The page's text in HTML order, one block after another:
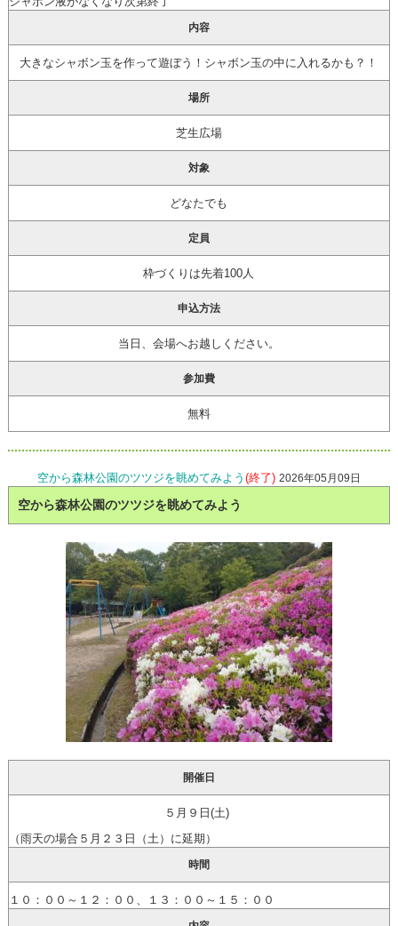
内容
大きなシャボン玉を作って遊ぼう！シャボン玉の中に入れるかも？！
場所
芝生広場
対象
どなたでも
定員
枠づくりは先着100人
申込方法
当日、会場へお越しください。
参加費
無料
空から森林公園のツツジを眺めてみよう (終了) 2026年05月09日
空から森林公園のツツジを眺めてみよう
開催日
５月９日(土)
（雨天の場合５月２３日（土）に延期）
時間
１０：００～１２：００、１３：００～１５：００